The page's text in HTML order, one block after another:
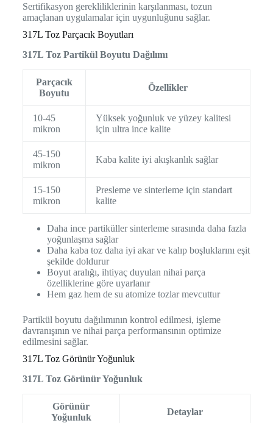
Sertifikasyon gerekliliklerinin karşılanması, tozun
amaçlanan uygulamalar için uygunluğunu sağlar.
317L Toz Parçacık Boyutları
317L Toz Partikül Boyutu Dağılımı
Parçacık
Boyutu
Özellikler
10-45
mikron
Yüksek yoğunluk ve yüzey kalitesi
için ultra ince kalite
45-150
mikron
Kaba kalite iyi akışkanlık sağlar
15-150
mikron
Presleme ve sinterleme için standart
kalite
Daha ince partiküller sinterleme sırasında daha fazla
yoğunlaşma sağlar
Daha kaba toz daha iyi akar ve kalıp boşluklarını eşit
şekilde doldurur
Boyut aralığı, ihtiyaç duyulan nihai parça
özelliklerine göre uyarlanır
Hem gaz hem de su atomize tozlar mevcuttur
Partikül boyutu dağılımının kontrol edilmesi, işleme
davranışının ve nihai parça performansının optimize
edilmesini sağlar.
317L Toz Görünür Yoğunluk
317L Toz Görünür Yoğunluk
Görünür
Yoğunluk
Detaylar